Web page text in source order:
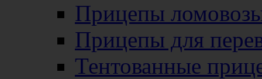
Прицепы
Прицепы для
Тентованные